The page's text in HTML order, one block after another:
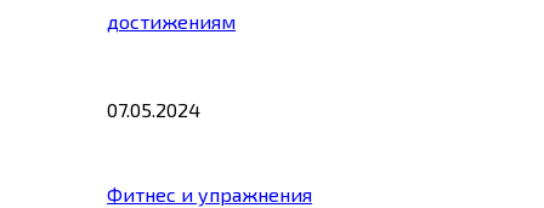
достижениям
07.05.2024
Фитнес и упражнения